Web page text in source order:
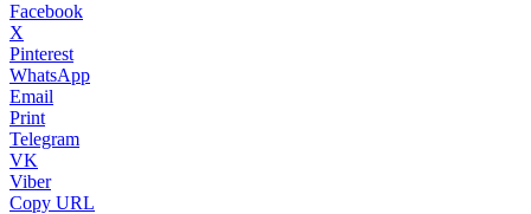
Facebook
X
Pinterest
WhatsApp
Email
Print
Telegram
VK
Viber
Copy URL